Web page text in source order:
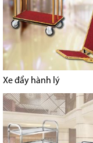
Xe đẩy hành lý